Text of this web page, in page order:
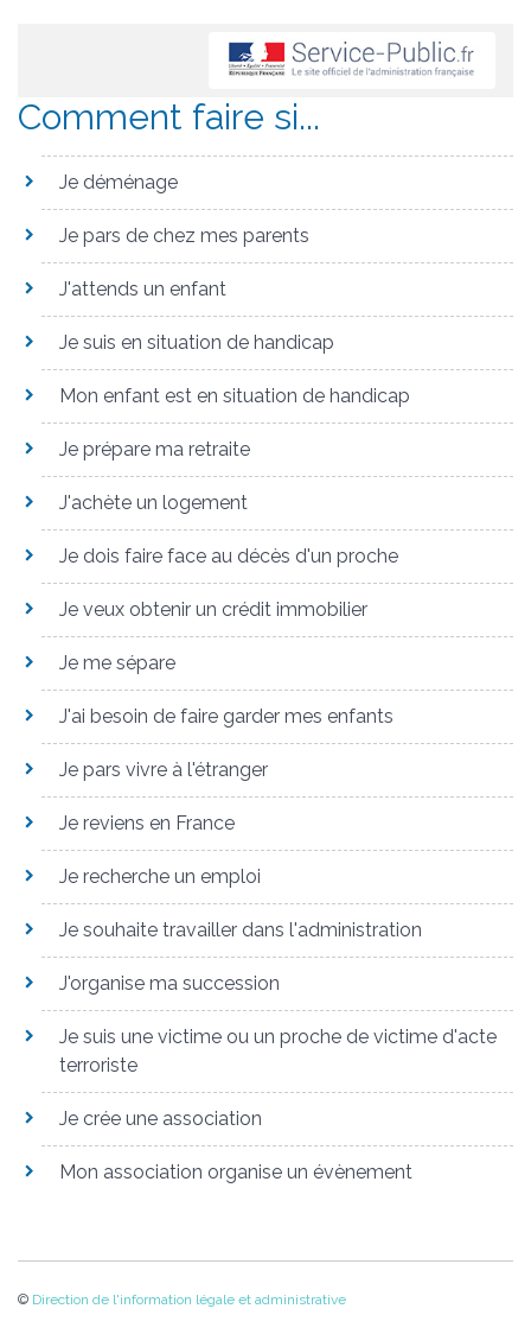
Comment faire si...
Je déménage
Je pars de chez mes parents
J'attends un enfant
Je suis en situation de handicap
Mon enfant est en situation de handicap
Je prépare ma retraite
J'achète un logement
Je dois faire face au décès d'un proche
Je veux obtenir un crédit immobilier
Je me sépare
J'ai besoin de faire garder mes enfants
Je pars vivre à l'étranger
Je reviens en France
Je recherche un emploi
Je souhaite travailler dans l'administration
J'organise ma succession
Je suis une victime ou un proche de victime d'acte
terroriste
Je crée une association
Mon association organise un évènement
© Direction de l'information légale et administrative